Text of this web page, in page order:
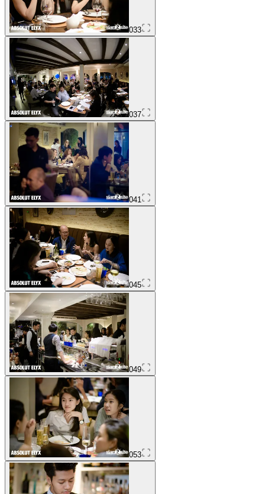
033
037
041
045
049
053